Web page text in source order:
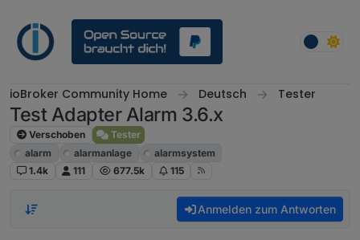
ioBroker Community Home Deutsch Tester
Test Adapter Alarm 3.6.x
Verschoben
Tester
alarm
alarmanlage
alarmsystem
1.4k
111 677.5k 115
Anmelden zum Antworten